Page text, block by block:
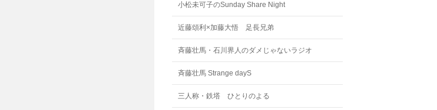
小松未可子のSunday Share Night
近藤頌利×加藤大悟 足長兄弟
斉藤壮馬・石川界人のダメじゃないラジオ
斉藤壮馬 Strange dayS
三人称・鉄塔 ひとりのよる